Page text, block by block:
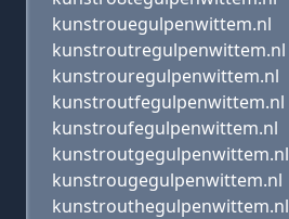
kunstrouegulpenwittem.nl
kunstroutregulpenwittem.nl
kunstrouregulpenwittem.nl
kunstroutfegulpenwittem.nl
kunstroufegulpenwittem.nl
kunstroutgegulpenwittem.nl
kunstrougegulpenwittem.nl
kunstrouthegulpenwittem.nl